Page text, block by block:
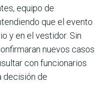
equipo de
que el evento
y en el vestidor. Sin
nuevos casos
con funcionarios
decisión de